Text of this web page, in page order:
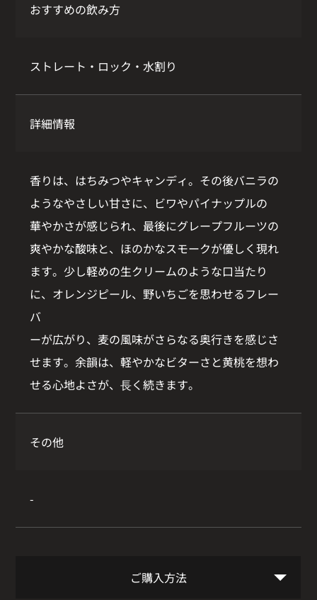
おすすめの飲み方
ストレート・ロック・水割り
詳細情報
香りは、はちみつやキャンディ。その後バニラの
ようなやさしい甘さに、ビワやパイナップルの
華やかさが感じられ、最後にグレープフルーツの
爽やかな酸味と、ほのかなスモークが優しく現れ
ます。少し軽めの生クリームのような口当たり
に、オレンジピール、野いちごを思わせるフレー
バ
ーが広がり、麦の風味がさらなる奥行きを感じさ
せます。余韻は、軽やかなビターさと黄桃を想わ
せる心地よさが、⾧く続きます。
その他
-
ご購入方法